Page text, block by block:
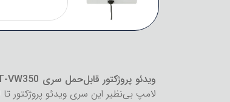
ویدئو پروژکتور قابل‌حمل سری PT-VW350 پاناسونیک
لامپ بی‌نظیر این سری ویدئو پروژکتور تا 7000 ساعت عمر داشته و برخی از مدل‌های این سری قادر به استفاده به‌صورت بی‌سیم هستند.